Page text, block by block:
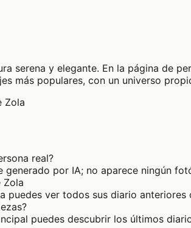
serena y elegante. En la página de
más populares, con un universo
Zola
real?
generado por IA; no aparece ningún
Zola
puedes ver todos sus diario
puedes descubrir los últimos